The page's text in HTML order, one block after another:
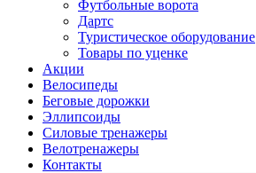
Футбольные ворота
Дартс
Туристическое оборудование
Товары по уценке
Акции
Велосипеды
Беговые дорожки
Эллипсоиды
Силовые тренажеры
Велотренажеры
Контакты